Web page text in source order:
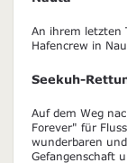
An ihrem letzten
Hafencrew in
Seekuh-
Auf dem Weg
Forever" für
wunderbaren
Gefangenschaft